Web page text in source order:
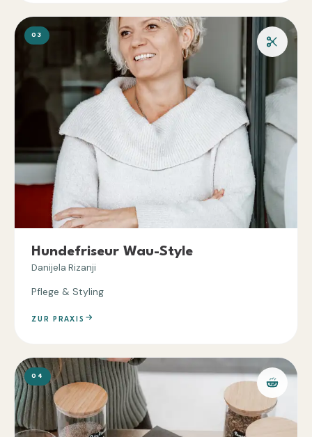
03
Hundefriseur Wau-Style
Danijela Rizanji
Pflege & Styling
ZUR PRAXIS
04